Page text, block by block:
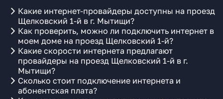
Какие интернет-провайдеры доступны на проезд
Щелковский 1-й в г. Мытищи?
Как проверить, можно ли подключить интернет в
моем доме на проезд Щелковский 1-й?
Какие скорости интернета предлагают
провайдеры на проезд Щелковский 1-й в г.
Мытищи?
Сколько стоит подключение интернета и
абонентская плата?